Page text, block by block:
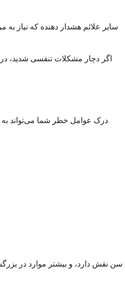
سایر علائم هشدار دهنده که نیاز
اگر دچار مشکلات تنفسی شدید،
درک عوامل خطر شما می‌تواند به
سن نقش دارد، و بیشتر موارد در